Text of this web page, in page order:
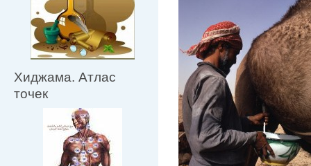
Хиджама. Атлас
точек